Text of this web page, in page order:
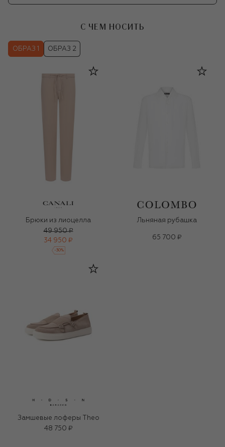
С ЧЕМ НОСИТЬ
ОБРАЗ 1 ОБРАЗ 2
Брюки из лиоцелла
49 950 ₽
34 950 ₽
-30%
Льняная рубашка
65 700 ₽
Замшевые лоферы Theo
48 750 ₽